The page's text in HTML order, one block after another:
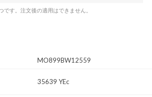
す。注文後の適用はできません。
MO899BW12559
35639 YEc